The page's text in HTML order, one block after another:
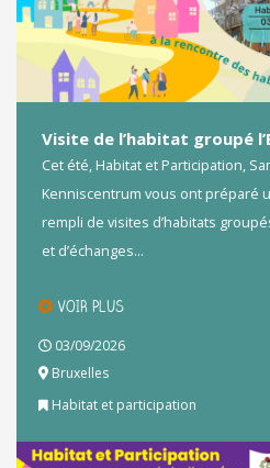
Visite de l’habitat groupé
Cet été, Habitat et Participation,
Kenniscentrum vous ont préparé
rempli de visites d’habitats
et d’échanges...
VOIR PLUS
03/09/2026
Bruxelles
Habitat et participation